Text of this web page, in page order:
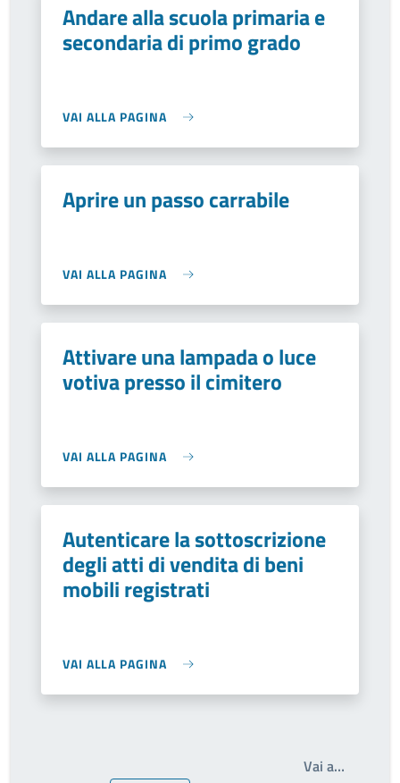
Andare alla scuola primaria e
secondaria di primo grado
VAI ALLA PAGINA
Aprire un passo carrabile
VAI ALLA PAGINA
Attivare una lampada o luce
votiva presso il cimitero
VAI ALLA PAGINA
Autenticare la sottoscrizione
degli atti di vendita di beni
mobili registrati
VAI ALLA PAGINA
Vai a…